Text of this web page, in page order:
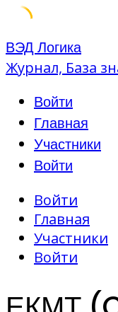
Skip
to
ВЭД Логика
Журнал, База
Войти
Главная
Участники
Войти
Войти
Главная
Участники
Войти